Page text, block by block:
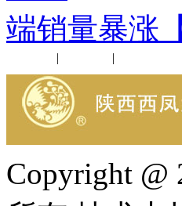
端销量暴涨
| |
Copyright